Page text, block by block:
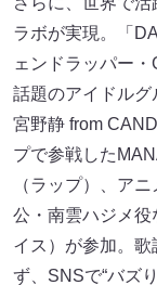
ラボが実現。「
ェンドラッパー
話題のアイドル
宮野静 from
プで参戦した
（ラップ）、ア
公・南雲ハジメ
イス）が参加。
ず、SNSで“バズ